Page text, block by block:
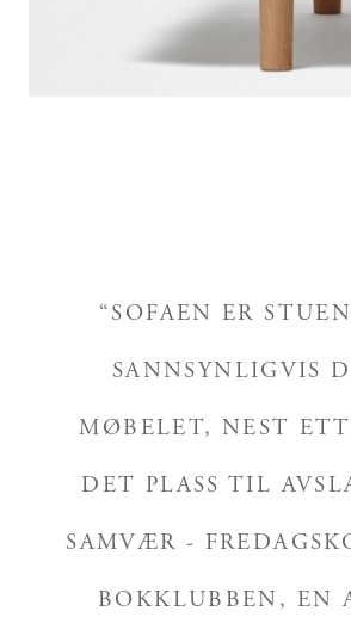
“SOFAEN ER
SANNSYNLIGVIS
MØBELET, NEST
DET PLASS TIL
SAMVÆR -
BOKKLUBBEN, EN